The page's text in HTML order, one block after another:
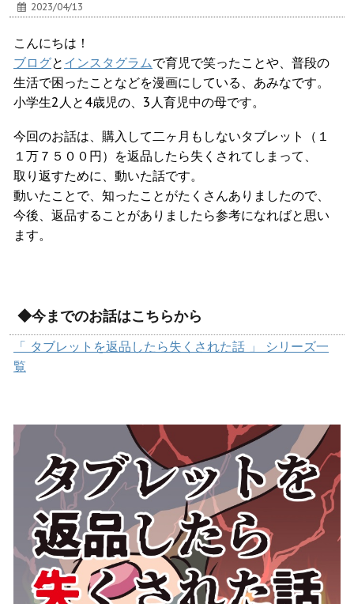
2023/04/13
こんにちは！
ブログと インスタグラムで育児で笑ったことや、普段の
生活で困ったことなどを漫画にしている、あみなです。
小学生2人と4歳児の、3人育児中の母です。
今回のお話は、購入して二ヶ月もしないタブレット（１
１万７５００円）を返品したら失くされてしまって、
取り返すために、動いた話です。
動いたことで、知ったことがたくさんありましたので、
今後、返品することがありましたら参考になればと思い
ます。
◆今までのお話はこちらから
「 タブレットを返品したら失くされた話 」 シリーズ一
覧